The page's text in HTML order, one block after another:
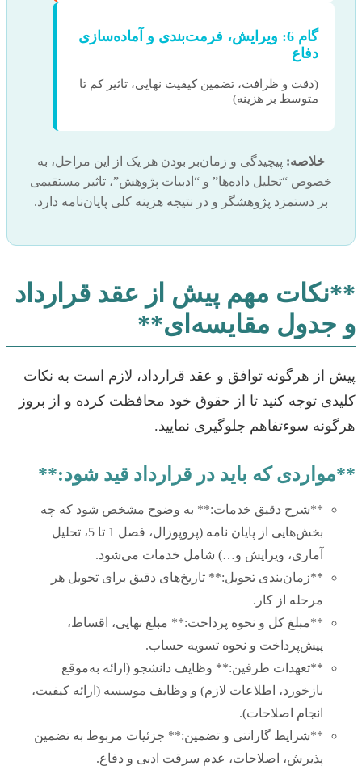
گام 6: ویرایش، فرمت‌بندی و آماده‌سازی
دفاع
(دقت و ظرافت، تضمین کیفیت نهایی، تاثیر کم تا
متوسط بر هزینه)
خلاصه: پیچیدگی و زمان‌بر بودن هر یک از این مراحل، به
خصوص “تحلیل داده‌ها” و “ادبیات پژوهش”، تاثیر مستقیمی
بر دستمزد پژوهشگر و در نتیجه هزینه کلی پایان‌نامه دارد.
**نکات مهم پیش از عقد قرارداد
و جدول مقایسه‌ای**
پیش از هرگونه توافق و عقد قرارداد، لازم است به نکات
کلیدی توجه کنید تا از حقوق خود محافظت کرده و از بروز
هرگونه سوءتفاهم جلوگیری نمایید.
**مواردی که باید در قرارداد قید شود:**
**شرح دقیق خدمات:** به وضوح مشخص شود که چه
بخش‌هایی از پایان نامه (پروپوزال، فصل 1 تا 5، تحلیل
آماری، ویرایش و…) شامل خدمات می‌شود.
**زمان‌بندی تحویل:** تاریخ‌های دقیق برای تحویل هر
مرحله از کار.
**مبلغ کل و نحوه پرداخت:** مبلغ نهایی، اقساط،
پیش‌پرداخت و نحوه تسویه حساب.
**تعهدات طرفین:** وظایف دانشجو (ارائه به‌موقع
بازخورد، اطلاعات لازم) و وظایف موسسه (ارائه کیفیت،
انجام اصلاحات).
**شرایط گارانتی و تضمین:** جزئیات مربوط به تضمین
پذیرش، اصلاحات، عدم سرقت ادبی و دفاع.